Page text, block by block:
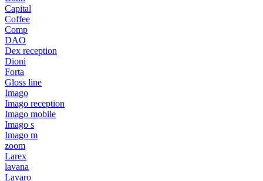
Capital
Coffee
Comp
DAO
Dex reception
Dioni
Forta
Gloss line
Imago
Imago reception
Imago mobile
Imago s
Imago m
zoom
Larex
lavana
Lavaro